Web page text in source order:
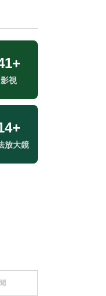
+
影視
+
放大鏡
6+
綜藝
+
綜合